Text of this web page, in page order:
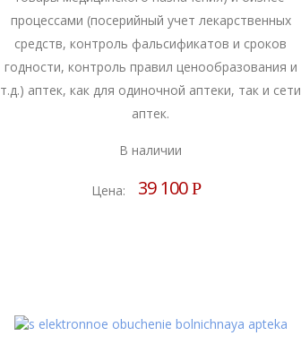
процессами (посерийный учет лекарственных
средств, контроль фальсификатов и сроков
годности, контроль правил ценообразования и
т.д.) аптек, как для одиночной аптеки, так и сети
аптек.
В наличии
Цена: 39 100Р